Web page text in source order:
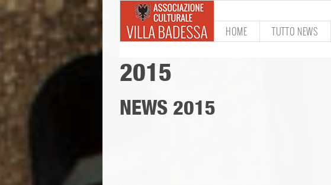
HOME TUTTO NEWS
2015
NEWS 2015